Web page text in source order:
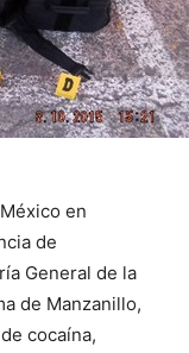
en
de
General de la
de Manzanillo,
cocaína,